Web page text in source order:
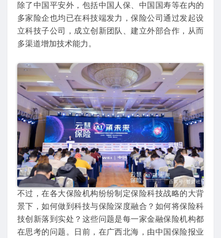
除了中国平安外，包括中国人保、中国国寿等在内的
多家险企也均已在科技端发力，保险公司通过发起设
立科技子公司，成立创新团队、建立外部合作，从而
多渠道增加技术能力。
不过，在各大保险机构纷纷制定保险科技战略的大背
景下，如何做到科技与保险深度融合？如何将保险科
技创新落到实处？这些问题是每一家金融保险机构都
在思考的问题。日前，在广西北海，由中国保险报业